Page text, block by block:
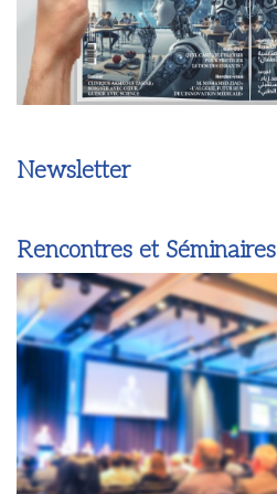
Newsletter
Rencontres et Séminaires